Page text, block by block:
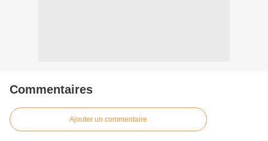
Commentaires
Ajouter un commentaire